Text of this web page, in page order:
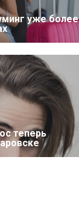
уже более
теперь